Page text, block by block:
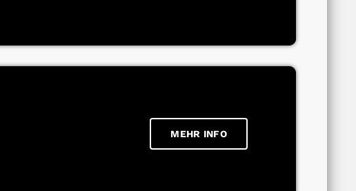
MEHR INFO